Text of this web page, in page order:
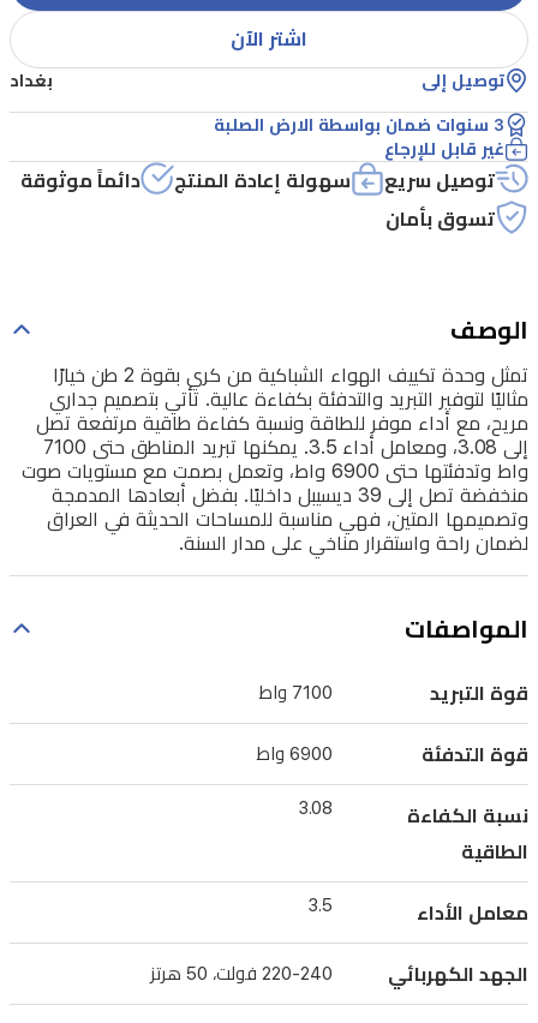
لتوفير
التبريد
والتدفئة
بكفاءة
عالية.
تأتي
بتصميم
مع
أداء
موفر
للطاقة
ونسبة
كفاءة
طاقية
تصل
ومعامل
أداء
3.5.
المناطق
حتى
7100
واط
اشتر الآن
توصيل إلى بغداد
3 سنوات ضمان بواسطة الارض الصلبة
غير قابل للإرجاع
توصيل سريع سهولة إعادة المنتج
دائماً موثوقة
تسوق بأمان
الوصف
تمثل وحدة تكييف الهواء الشباكية من كري بقوة 2 طن خيارًا
مثاليًا لتوفير التبريد والتدفئة بكفاءة عالية. تأتي بتصميم جداري
مريح، مع أداء موفر للطاقة ونسبة كفاءة طاقية مرتفعة تصل
إلى 3.08، ومعامل أداء 3.5. يمكنها تبريد المناطق حتى 7100
واط وتدفئتها حتى 6900 واط، وتعمل بصمت مع مستويات صوت
منخفضة تصل إلى 39 ديسيبل داخليًا. بفضل أبعادها المدمجة
وتصميمها المتين، فهي مناسبة للمساحات الحديثة في العراق
لضمان راحة واستقرار مناخي على مدار السنة.
المواصفات
قوة التبريد 7100 واط
قوة التدفئة 6900 واط
نسبة الكفاءة
الطاقية
3.08
معامل الأداء 3.5
الجهد الكهربائي 220-240 فولت، 50 هرتز